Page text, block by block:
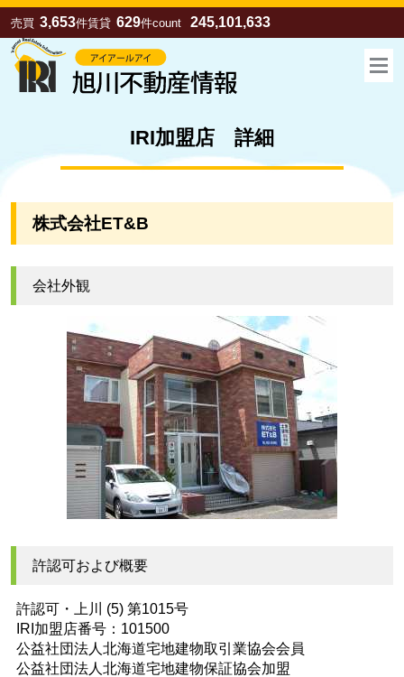
売買 3,653件賃貸 629件count 245,101,633
お気に入り 売買
IRI加盟店 詳細
株式会社ET&B
会社外観
許認可および概要
許認可・上川 (5) 第1015号
IRI加盟店番号：101500
公益社団法人北海道宅地建物取引業協会会員
公益社団法人北海道宅地建物保証協会加盟